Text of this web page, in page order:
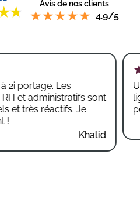
Avis de nos clients
4.9/5
2i portage. Les
et administratifs sont
et très réactifs. Je
!
Khalid